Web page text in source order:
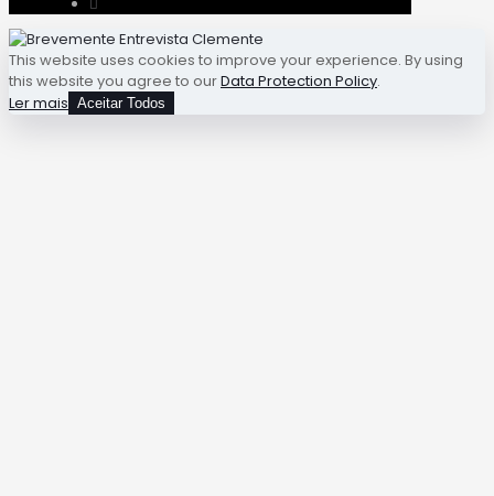
This website uses cookies to improve your experience. By using
this website you agree to ourData Protection Policy.
Ler mais Aceitar Todos